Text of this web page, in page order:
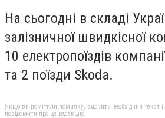
На сьогодні в складі
залізничної швидкісної
10 електропоїздів
та 2 поїзди Skoda.
Якщо ви помітили помилку, виділіть необхідний текст
повідомити про це редакцію